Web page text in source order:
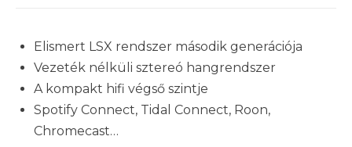
Elismert LSX rendszer második generációja
Vezeték nélküli sztereó hangrendszer
A kompakt hifi végső szintje
Spotify Connect, Tidal Connect, Roon,
Chromecast…